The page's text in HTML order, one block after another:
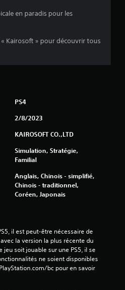
r
v
)
en paradis pour les
« Kairosoft » pour découvrir tous
PS4
2/8/2023
KAIROSOFT CO.,LTD
Simulation, Stratégie,
Familial
Anglais, Chinois - simplifié,
Chinois - traditionnel,
Coréen, Japonais
il est peut-être nécessaire de
la version la plus récente du
jeu soit jouable sur une PS5, il se
ne soient disponibles
bc pour en savoir